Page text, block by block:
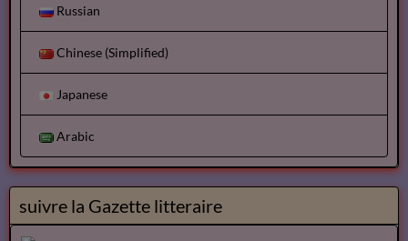
Russian
Chinese (Simplified)
Japanese
Arabic
suivre la Gazette litteraire